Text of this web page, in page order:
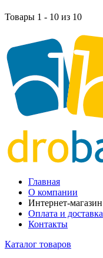
Товары 1 - 10 из 10
Главная
О компании
Интернет-магазин
Оплата и доставка
Контакты
Каталог товаров